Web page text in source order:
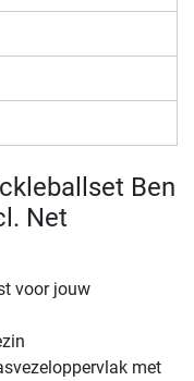
Ben
Net
voor jouw
met